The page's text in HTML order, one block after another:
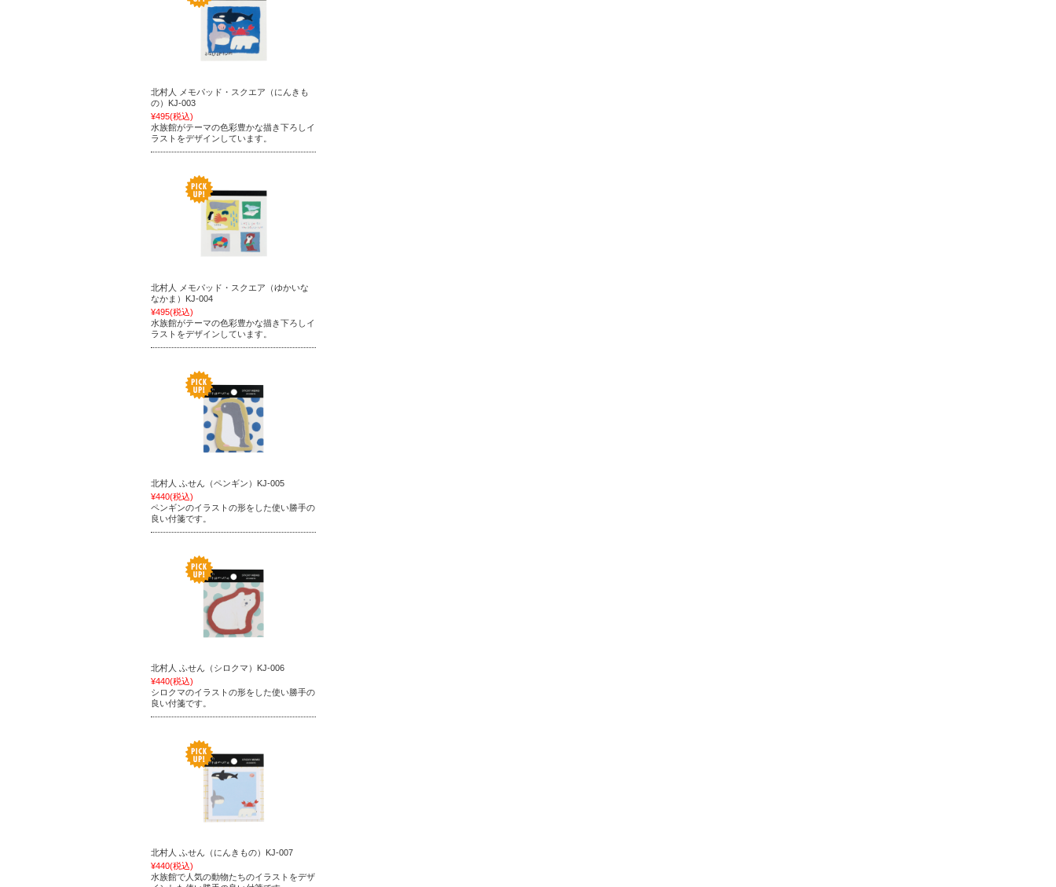
北村人 メモパッド・スクエア（にんきも
の）KJ-003
¥495(税込)
水族館がテーマの色彩豊かな描き下ろしイ
ラストをデザインしています。
北村人 メモパッド・スクエア（ゆかいな
なかま）KJ-004
¥495(税込)
水族館がテーマの色彩豊かな描き下ろしイ
ラストをデザインしています。
北村人 ふせん（ペンギン）KJ-005
¥440(税込)
ペンギンのイラストの形をした使い勝手の
良い付箋です。
北村人 ふせん（シロクマ）KJ-006
¥440(税込)
シロクマのイラストの形をした使い勝手の
良い付箋です。
北村人 ふせん（にんきもの）KJ-007
¥440(税込)
水族館で人気の動物たちのイラストをデザ